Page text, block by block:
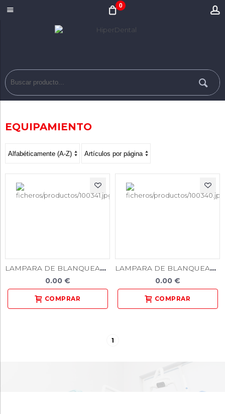
0
EQUIPAMIENTO
LAMPARA DE BLANQUEAMIENTO M61
0.00 €
LAMPARA DE BLANQUEAMIENTO M66A
0.00 €
1